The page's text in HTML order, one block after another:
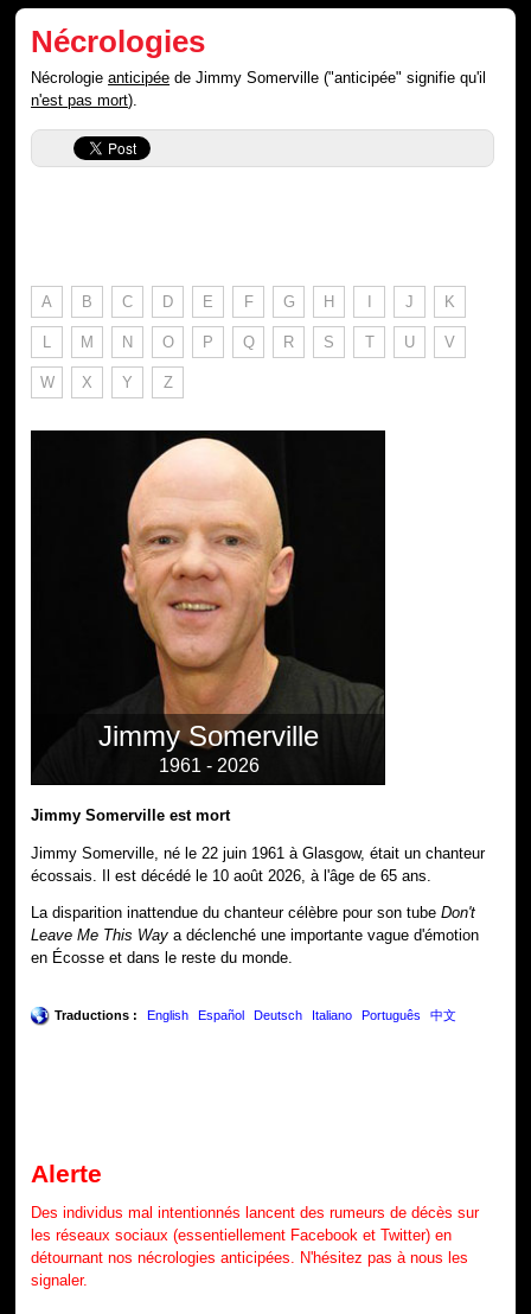
Nécrologies
Nécrologieanticipée de Jimmy Somerville ("anticipée" signifie qu'il
n'est pas mort).
A B C D E F G H I J K
L M N O P Q R S T U V
W X Y Z
Jimmy Somerville
1961 - 2026
Jimmy Somerville est mort
Jimmy Somerville, né le 22 juin 1961 à Glasgow, était un chanteur
écossais. Il est décédé le 10 août 2026, à l'âge de 65 ans.
La disparition inattendue du chanteur célèbre pour son tubeDon't
Leave Me This Way a déclenché une importante vague d'émotion
en Écosse et dans le reste du monde.
Traductions : English Español Deutsch Italiano Português 中文
Alerte
Des individus mal intentionnés lancent des rumeurs de décès sur
les réseaux sociaux (essentiellement Facebook et Twitter) en
détournant nos nécrologies anticipées. N'hésitez pas à nous les
signaler.